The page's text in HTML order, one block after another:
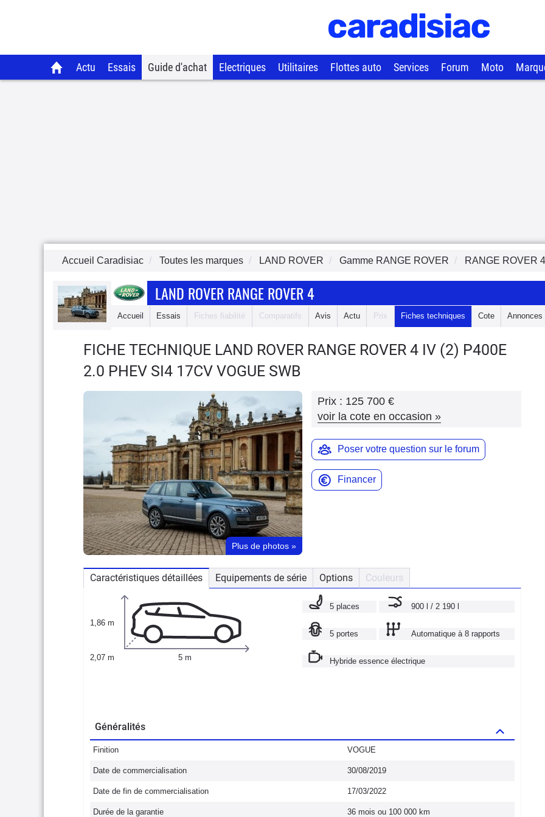
Actu Essais Guide d'achat Electriques Utilitaires Flottes auto Services Forum Moto
Accueil Caradisiac Toutes les marques LAND ROVER Gamme RANGE ROVER RANGE ROVER 4
LAND ROVER RANGE ROVER 4
Accueil Essais Fiches fiabilité Comparatifs Avis Actu Prix Fiches techniques Cote Annonces
FICHE TECHNIQUE LAND ROVER RANGE ROVER 4 IV (2) P400E
2.0 PHEV SI4 17CV VOGUE SWB
Plus de photos »
Prix : 125 700 €
voir la cote en occasion »
Poser votre question sur le forum
Financer
Caractéristiques détaillées Equipements de série Options Couleurs
1,86 m
2,07 m 5 m
5 places 900 l / 2 190 l
5 portes Automatique à 8 rapports
Hybride essence électrique
Généralités
Finition VOGUE
Date de commercialisation 30/08/2019
Date de fin de commercialisation 17/03/2022
Durée de la garantie 36 mois ou 100 000 km